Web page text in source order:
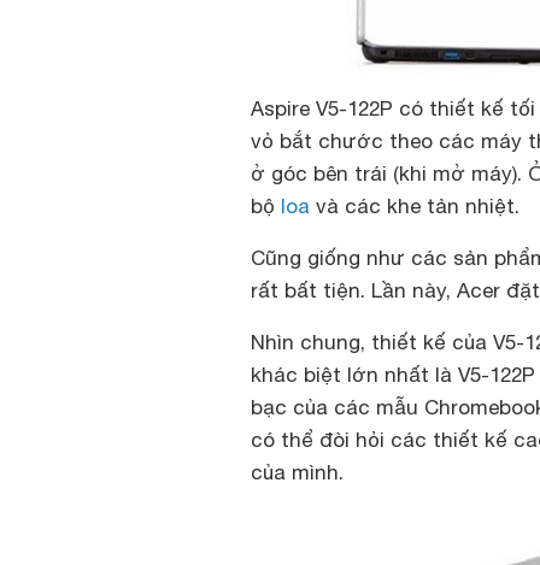
Aspire V5-122P có thiết kế
vỏ bắt chước theo các máy
ở góc bên trái (khi mở
bộ loa và các khe tản nhiệt.
Cũng giống như các sản
rất bất tiện. Lần này, Acer
Nhìn chung, thiết kế của V5-
khác biệt lớn nhất là V5-
bạc của các mẫu
có thể đòi hỏi các thiết kế
của mình.